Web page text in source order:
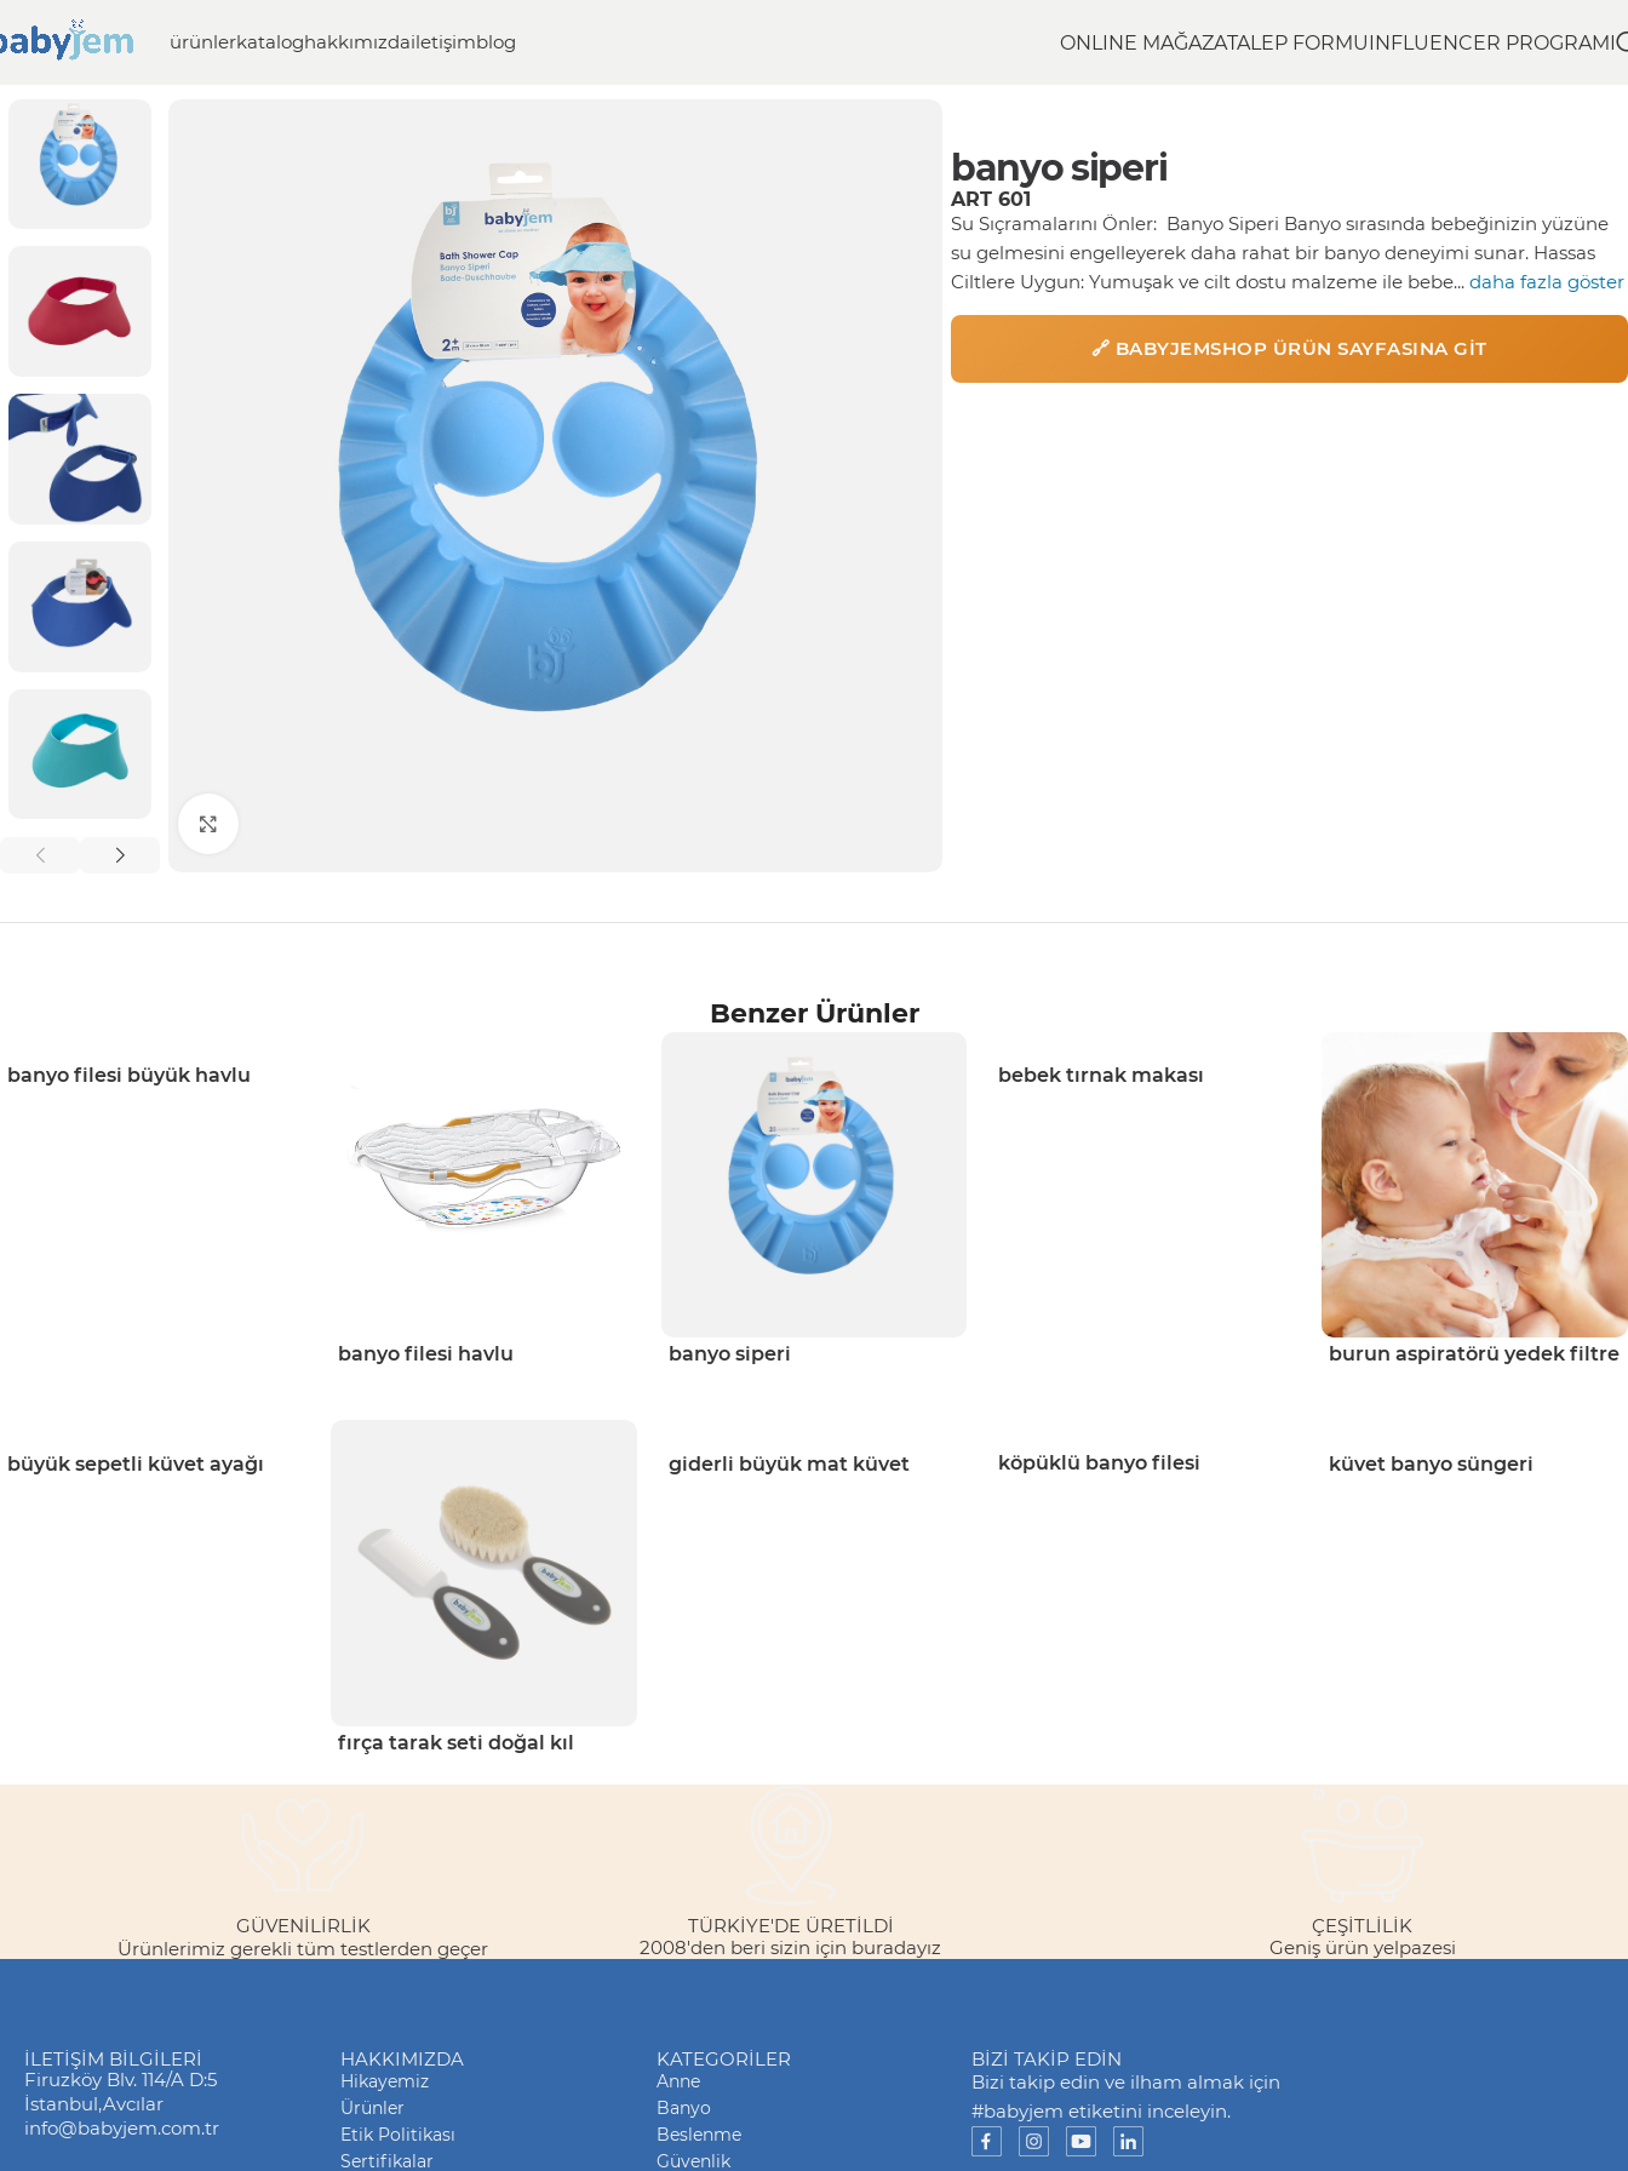
ürünlerkataloghakkımızdailetişimblog ONLINE MAĞAZATALEP FORMUINFLUENCER PROGRAMI
banyo siperi
ART 601
Su Sıçramalarını Önler: Banyo Siperi Banyo sırasında bebeğinizin yüzüne
su gelmesini engelleyerek daha rahat bir banyo deneyimi sunar. Hassas
Ciltlere Uygun: Yumuşak ve cilt dostu malzeme ile bebe... daha fazla göster
🔗 BABYJEMSHOP ÜRÜN SAYFASINA GIT
Benzer Ürünler
banyo filesi büyük havlu
banyo filesi havlu banyo siperi
bebek tırnak makası
burun aspiratörü yedek filtre
büyük sepetli küvet ayağı
fırça tarak seti doğal kıl
giderli büyük mat küvet köpüklü banyo filesi küvet banyo süngeri
GÜVENILIRLIK
Ürünlerimiz gerekli tüm testlerden geçer
TÜRKİYE'DE ÜRETİLDİ
2008'den beri sizin için buradayız
ÇEŞITLILIK
Geniş ürün yelpazesi
İLETIŞIM BILGILERI
Firuzköy Blv. 114/A D:5
İstanbul,Avcılar
info@babyjem.com.tr
HAKKIMIZDA
Hikayemiz
Ürünler
Etik Politikası
Sertifikalar
KATEGORILER
Anne
Banyo
Beslenme
Güvenlik
BİZİ TAKİP EDİN
Bizi takip edin ve ilham almak için
#babyjem etiketini inceleyin.